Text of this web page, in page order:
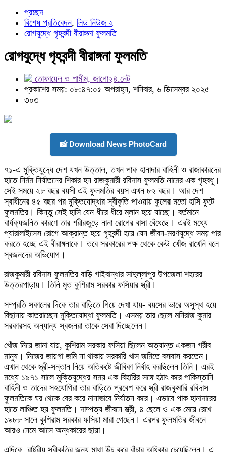
প্রচ্ছদ
বিশেষ প্রতিবেদন, লিড নিউজ ২
রোগযুদ্ধে গৃহবন্দী বীরাঙ্গনা ফুলমতি
রোগযুদ্ধে গৃহবন্দী বীরাঙ্গনা ফুলমতি
তোফায়েল ও শামীম, জাগো২৪.নেট
প্রকাশের সময়: ০৮:৪৭:০৫ অপরাহ্ন, শনিবার, ৬ ডিসেম্বর ২০২৫
৩০৩
📸 Download News PhotoCard
৭১-এ মুক্তিযুদ্ধে দেশ যখন উত্তাল, তখন পাক হানাদার বাহিনী ও রাজাকারদের
হাতে নির্মম নির্যাতনের শিকার হন রাজকুমারী রবিদাস ফুলমতি নামের এক গৃহবধূ।
সেই সময়ে ২৮ বছর বয়সী এই ফুলমতির বয়স এখন ৮২ বছর। আর দেশ
স্বাধীনের ৪৫ বছর পর মুক্তিযোদ্ধার স্বীকৃতি পাওয়ায় ফুলের মতো হাসি ফুটে
ফুলমতির। কিন্তু সেই হাসি যেন ধীরে ধীরে ম্লান হয়ে যাচ্ছে। বর্তমানে
বার্ধক্যজনিত কারণে তার শরীরজুড়ে নানা রোগের বাসা বেঁধেছে। এরই মধ্যে
প্যারালাইসেস রোগে আক্রান্ত হয়ে গৃহবন্দী হয়ে যেন জীবন-মরণযুদ্ধে সময় পার
করতে হচ্ছে এই বীরাঙ্গনাকে। তবে সরকারের পক্ষ থেকে কেউ খোঁজ রাখেনি বলে
স্বজনদের অভিযোগ।
রাজকুমারী রবিদাস ফুলমতির বাড়ি গাইবান্ধার সাদুল্লাপুর উপজেলা শহরের
উত্তরপাড়ায়। তিনি মৃত কুশিরাম সরকার ফসিয়ার স্ত্রী।
সম্প্রতি সকালের দিকে তার বাড়িতে গিয়ে দেখা যায়- বয়সের ভারে অসুস্থ হয়ে
বিছানায় কাতরাচ্ছেন মুক্তিযোদ্ধা ফুলমতি। এসময় তার ছেলে মনিরাজ কুমার
সরকারসহ অন্যান্য স্বজনরা তাকে সেবা দিচ্ছেলেন।
খোঁজ নিয়ে জানা যায়, কুশিরাম সরকার ফসিয়া ছিলেন অত্যান্ত একজন গরীব
মানুষ। নিজের জায়গা জমি না থাকায় সরকারি খাস জমিতে বসবাস করতেন।
এখান থেকে স্ত্রী-সন্তান নিয়ে অতিকষ্টে জীবিকা নির্বাহ করছিলেন তিনি। এরই
মধ্যে ১৯৭১ সালে মুক্তিযুদ্ধের সময় এক বিহারির সঙ্গে হঠাৎ করে পাকিস্তানি
বাহিনী ও তাদের সহযোগিরা তার বাড়িতে প্রবেশ করে স্ত্রী রাজকুমারি রবিদাস
ফুলমতিকে ঘর থেকে বের করে নানাভাবে নির্যাতন করে। এভাবে পাক হানাদারের
হাতে লাঞ্চিত হয় ফুলমতি। দাম্পত্য জীবনে স্ত্রী, ৪ ছেলে ও এক মেয়ে রেখে
১৯৮৮ সালে কুশিরাম সরকার ফসিয়া মারা গেছেন। এরপর ফুলমতির জীবনে
আরও নেমে আসে অন্ধকারের ছায়া।
এদিকে, রাষ্ট্রীয় স্বীকৃতির জন্য মাথা উঁচু করে বাঁচার অধিকার চেয়েছিলেন। এ